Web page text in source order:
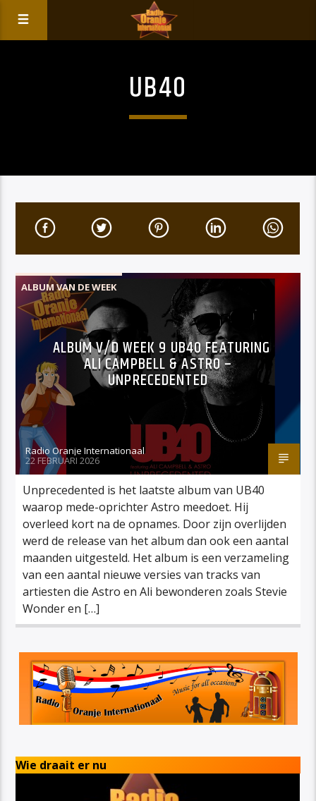
UB40
ALBUM VAN DE WEEK
ALBUM V/D WEEK 9 UB40 FEATURING
ALI CAMPBELL & ASTRO –
UNPRECEDENTED
Radio Oranje Internationaal
22 FEBRUARI 2026
Unprecedented is het laatste album van UB40
waarop mede-oprichter Astro meedoet. Hij
overleed kort na de opnames. Door zijn overlijden
werd de release van het album dan ook een aantal
maanden uitgesteld. Het album is een verzameling
van een aantal nieuwe versies van tracks van
artiesten die Astro en Ali bewonderen zoals Stevie
Wonder en […]
Wie draait er nu